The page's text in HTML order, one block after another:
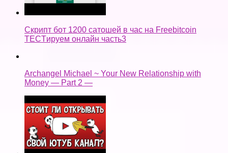
Скрипт бот 1200 сатошей в час на Freebitcoin
TECTируем онлайн часть3
Archangel Michael ~ Your New Relationship with
Money — Part 2 —